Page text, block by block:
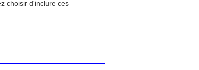
choisir d'inclure ces